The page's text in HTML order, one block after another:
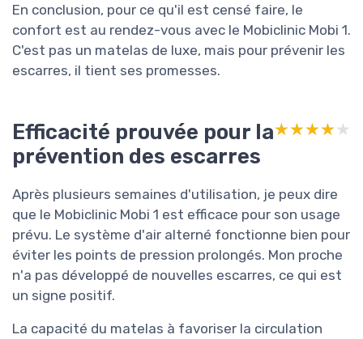
En conclusion, pour ce qu'il est censé faire, le
confort est au rendez-vous avec le Mobiclinic Mobi 1.
C'est pas un matelas de luxe, mais pour prévenir les
escarres, il tient ses promesses.
Efficacité prouvée pour la
prévention des escarres
★★★★★
★★★★★
Après plusieurs semaines d'utilisation, je peux dire
que le Mobiclinic Mobi 1 est efficace pour son usage
prévu. Le système d'air alterné fonctionne bien pour
éviter les points de pression prolongés. Mon proche
n'a pas développé de nouvelles escarres, ce qui est
un signe positif.
La capacité du matelas à favoriser la circulation